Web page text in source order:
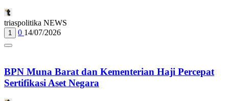
triaspolitika NEWS
1 0 14/07/2026
BPN Muna Barat dan Kementerian Haji Percepat
Sertifikasi Aset Negara